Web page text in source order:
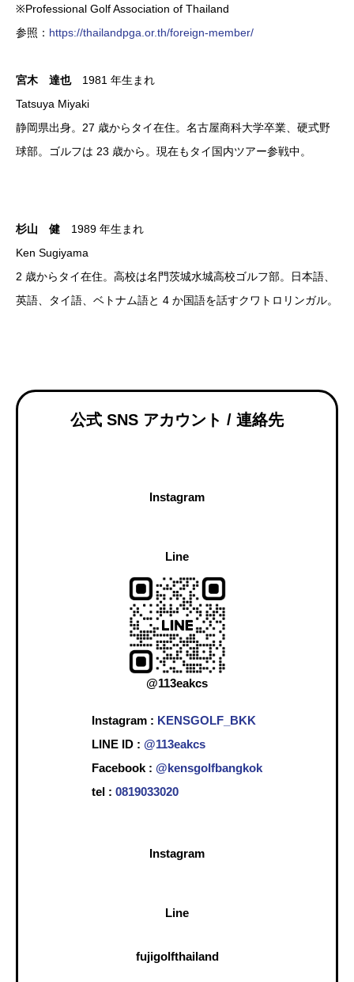
※Professional Golf Association of Thailand
参照： https://thailandpga.or.th/foreign-member/
宮木 達也1981 年生まれ
Tatsuya Miyaki
静岡県出身。27 歳からタイ在住。名古屋商科大学卒業、硬式野
球部。ゴルフは 23 歳から。現在もタイ国内ツアー参戦中。
杉山 健 1989 年生まれ
Ken Sugiyama
2 歳からタイ在住。高校は名門茨城水城高校ゴルフ部。日本語、
英語、タイ語、ベトナム語と 4 か国語を話すクワトロリンガル。
公式 SNS アカウント / 連絡先
Instagram
Line
@113eakcs
Instagram : KENSGOLF_BKK
LINE ID : @113eakcs
Facebook : @kensgolfbangkok
tel : 0819033020
Instagram
Line
fujigolfthailand